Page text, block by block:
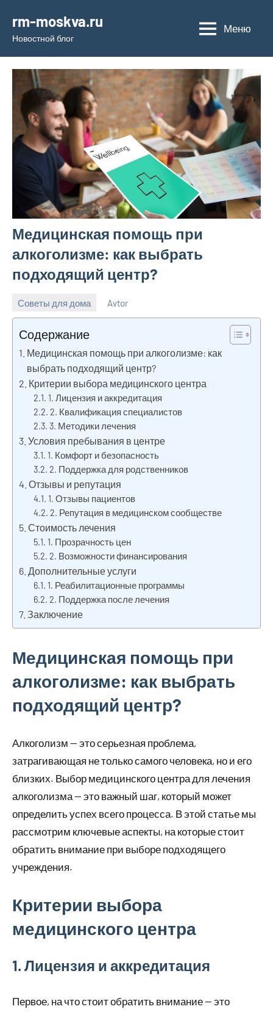
содержимому
rm-moskva.ru
Новостной блог
Меню
Медицинская помощь при
алкоголизме: как выбрать
подходящий центр?
Советы для дома
2025
Avtor
Содержание
Медицинская помощь при алкоголизме: как
выбрать подходящий центр?
Критерии выбора медицинского центра
1. Лицензия и аккредитация
2. Квалификация специалистов
3. Методики лечения
Условия пребывания в центре
1. Комфорт и безопасность
2. Поддержка для родственников
Отзывы и репутация
1. Отзывы пациентов
2. Репутация в медицинском сообществе
Стоимость лечения
1. Прозрачность цен
2. Возможности финансирования
Дополнительные услуги
1. Реабилитационные программы
2. Поддержка после лечения
Заключение
Медицинская помощь при
алкоголизме: как выбрать
подходящий центр?
Алкоголизм — это серьезная проблема,
затрагивающая не только самого человека, но и его
близких. Выбор медицинского центра для лечения
алкоголизма — это важный шаг, который может
определить успех всего процесса. В этой статье мы
рассмотрим ключевые аспекты, на которые стоит
обратить внимание при выборе подходящего
учреждения.
Критерии выбора
медицинского центра
1. Лицензия и аккредитация
Первое, на что стоит обратить внимание — это